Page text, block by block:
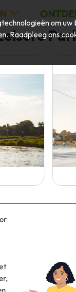
om
Raadpleeg ons